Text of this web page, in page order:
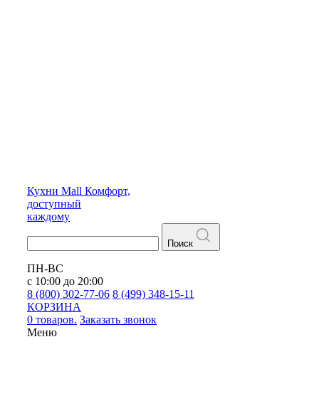
Кухни Mall Комфорт,
доступный
каждому
Поиск
ПН-ВС
с 10:00 до 20:00
8 (800) 302-77-06 8 (499) 348-15-11
КОРЗИНА
0 товаров. Заказать звонок
Меню